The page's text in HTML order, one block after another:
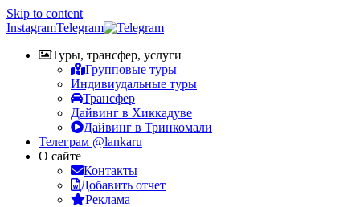
Skip to content
InstagramTelegram
Туры, трансфер, услуги
Групповые туры
Индивиудальные туры
Трансфер
Дайвинг в Хиккадуве
Дайвинг в Тринкомали
Телеграм @lankaru
О сайте
Контакты
Добавить отчет
Реклама